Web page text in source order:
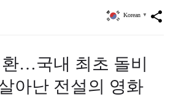
share
Korean ▼
…국내 최초 돌비
아난 전설의 영화